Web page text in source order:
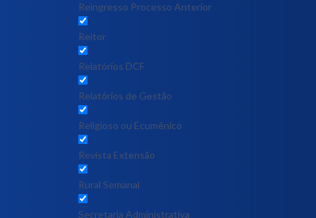
Reingresso Processo Anterior
Reitor
Relatórios DCF
Relatórios de Gestão
Religioso ou Ecumênico
Revista Extensão
Rural Semanal
Secretaria Administrativa